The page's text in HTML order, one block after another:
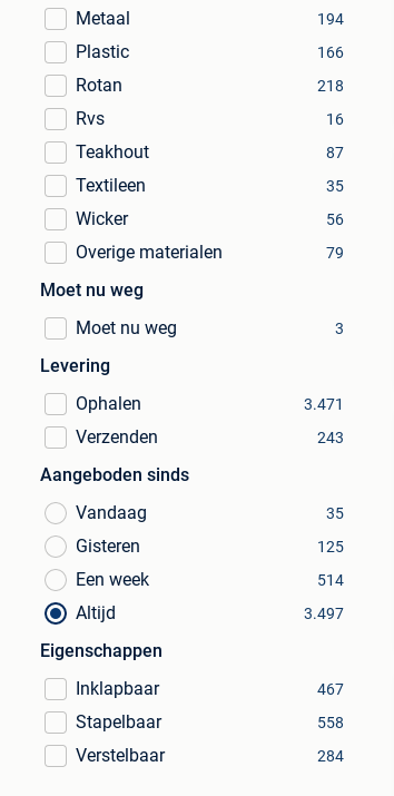
Metaal 194
Plastic 166
Rotan 218
Rvs 16
Teakhout 87
Textileen 35
Wicker 56
Overige materialen 79
Moet nu weg
Moet nu weg
3
Levering
Ophalen
3.471
Verzenden 243
Aangeboden sinds
Vandaag
35
Gisteren 125
Een week 514
Altijd 3.497
Eigenschappen
Inklapbaar
467
Stapelbaar 558
Verstelbaar 284